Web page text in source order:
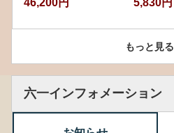
46,200円 5,830円
もっと見る
六一インフォメーション